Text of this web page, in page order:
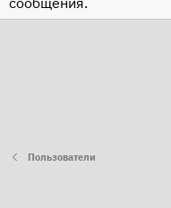
Пользователи